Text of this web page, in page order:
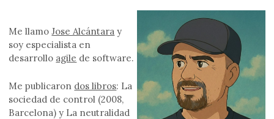
Me llamoJose Alcántara y
soy especialista en
desarrollo agile de software.
Me publicaron dos libros: La
sociedad de control (2008,
Barcelona) y La neutralidad